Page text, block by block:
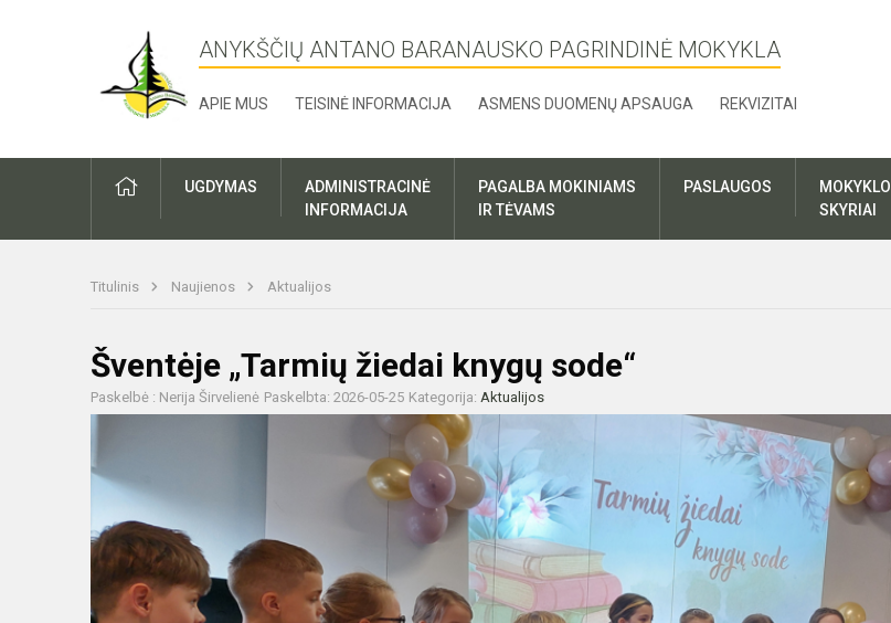
ANYKŠČIŲ ANTANO BARANAUSKO PAGRINDINĖ MOKYKLA
APIE MUS TEISINĖ INFORMACIJA ASMENS DUOMENŲ APSAUGA REKVIZITAI
UGDYMAS
ADMINISTRACINĖ
INFORMACIJA
PAGALBA MOKINIAMS
IR TĖVAMS
PASLAUGOS
SKYRIAI
Titulinis Naujienos Aktualijos
Šventėje „Tarmių žiedai knygų sode“
Paskelbė : Nerija Širvelienė Paskelbta: 2026-05-25 Kategorija: Aktualijos